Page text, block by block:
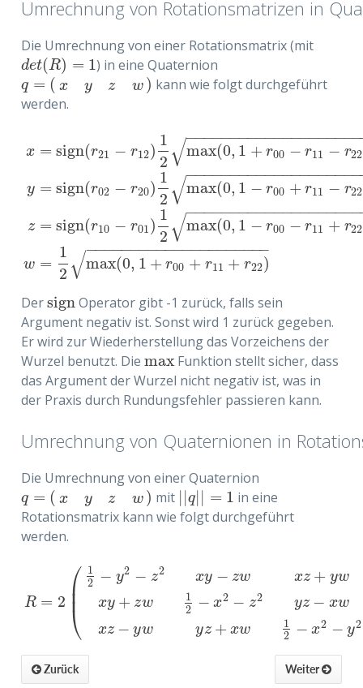
Quaternionen
Umrechnung von Rotationsmatrizen in
Die Umrechnung von einer Rotationsmatrix (mit
det(R) = 1
det(R)=1 ) in eine Quaternion
q = ( x y z w )
q=(x yz w
kann wie folgt durchgeführt
werden.
x
y
z
w
= sign(r21 − r12)
1
2
max(0, 1 + r00 − r11 − r22
−−−−−−−−−−−−−−−−−−−−
√
= sign(r02 − r20)
1
2
max(0, 1 − r00 + r11 − r22
−−−−−−−−−−−−−−−−−−−−
√
= sign(r10 − r01)
1
2
max(0, 1 − r00 − r11 + r22
−−−−−−−−−−−−−−−−−−−−
√
=
1
2
max(0, 1 + r00 + r11 + r22)
− −
−−−−−−−−−−−−−−−−−−−
√
0 1+
Dersign
sign Operator gibt -1 zurück, falls sein
Argument negativ ist. Sonst wird 1 zurück gegeben.
Er wird zur Wiederherstellung das Vorzeichens der
Wurzel benutzt. Die max
max Funktion stellt sicher, dass
das Argument der Wurzel nicht negativ ist, was in
der Praxis durch Rundungsfehler passieren kann.
Umrechnung von Quaternionen in
Die Umrechnung von einer Quaternion
q = ( x y z w )
q=(x yz w mit | |q| | = 1
|q |= 1 in eine
Rotationsmatrix kann wie folgt durchgeführt
werden.
R = 2 ⎛
⎝
⎜
⎜
1
2 − y2 − z2
xy + zw
xz − yw
xy − zw
1
2 − x2 − z2
yz + xw
xz + yw
yz − xw
1
2 − x2 − y2
R=2(1 2− y 2xy −z wxz y+zw12 −x2−z xwxz− ywy
Weiter
Zurück